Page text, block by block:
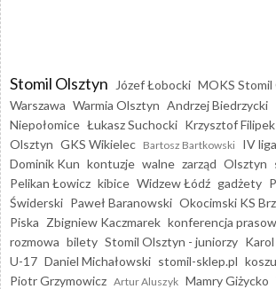
Stomil Olsztyn Józef Łobocki MOKS Stomil
Warszawa Warmia Olsztyn Andrzej Biedrzycki
Niepołomice Łukasz Suchocki Krzysztof Filipek
Olsztyn GKS Wikielec Bartosz Bartkowski IV liga
Dominik Kun kontuzje walne zarząd Olsztyn
Pelikan Łowicz kibice Widzew Łódź gadżety
Świderski Paweł Baranowski Okocimski KS
Piska Zbigniew Kaczmarek konferencja
rozmowa bilety Stomil Olsztyn - juniorzy
U-17 Daniel Michałowski stomil-sklep.pl
Piotr Grzymowicz Artur Aluszyk Mamry Giżycko